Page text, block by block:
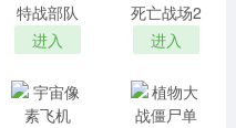
特战部队
进入
死亡战场2
进入